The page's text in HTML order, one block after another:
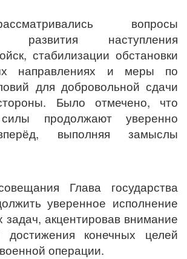
вопросы
развития наступления
стабилизации обстановки
направлениях и меры по
для добровольной сдачи
Было отмечено, что
продолжают уверенно
выполняя замыслы
Глава государства
уверенное исполнение
задач, акцентировав внимание
достижения конечных целей
операции.